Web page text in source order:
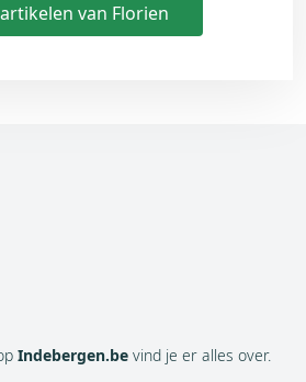
van Florien
Indebergen.be vind je er alles over.